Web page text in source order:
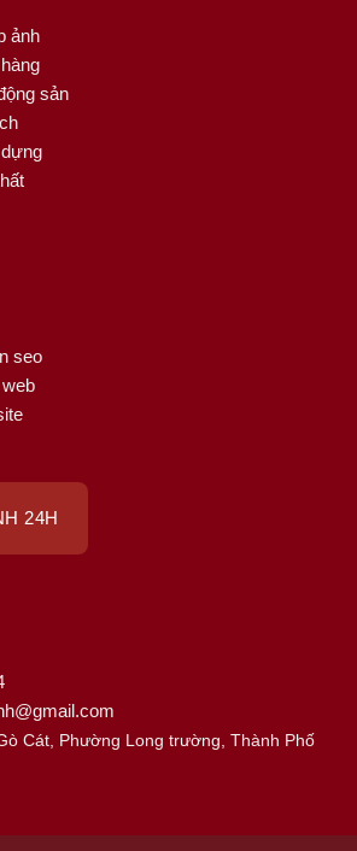
ảnh
sản
seo
24H
Cát, Phường Long trường, Thành Phố